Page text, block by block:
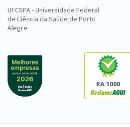
UFCSPA - Universidade Federal
de Ciência da Saúde de Porto
Alegre
RA 1000